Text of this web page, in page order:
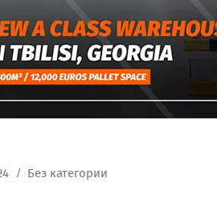
Без категории